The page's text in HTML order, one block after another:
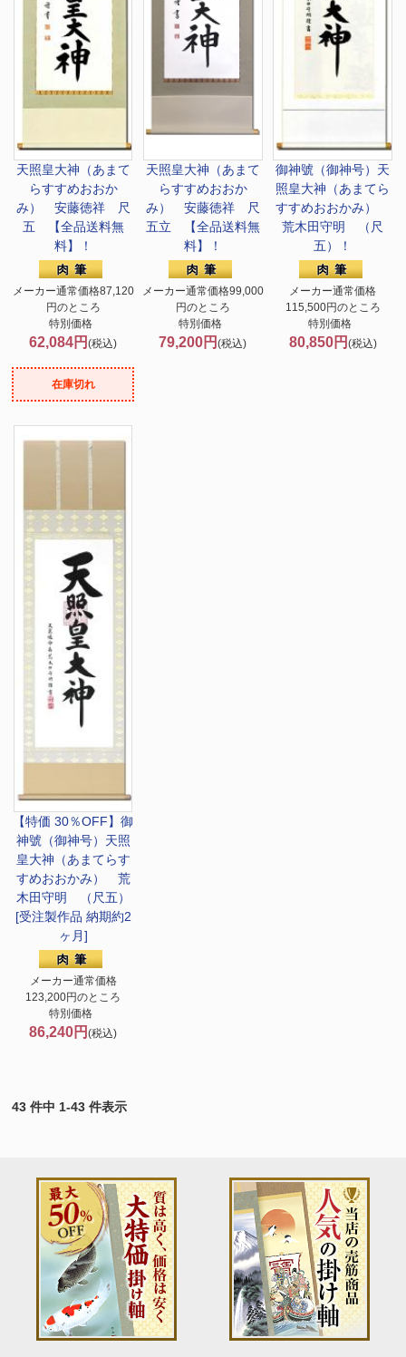
天照皇大神（あまて
らすすめおおか
み） 安藤徳祥 尺
五 【全品送料無
料】！
メーカー通常価格87,120
円のところ
特別価格
62,084円(税込)
在庫切れ
天照皇大神（あまて
らすすめおおか
み） 安藤徳祥 尺
五立 【全品送料無
料】！
メーカー通常価格99,000
円のところ
特別価格
79,200円(税込)
御神號（御神号）天
照皇大神（あまてら
すすめおおかみ）
荒木田守明 （尺
五）！
メーカー通常価格
115,500円のところ
特別価格
80,850円 (税込)
【特価 30％OFF】御
神號（御神号）天照
皇大神（あまてらす
すめおおかみ） 荒
木田守明 （尺五）
[受注製作品 納期約2
ヶ月]
メーカー通常価格
123,200円のところ
特別価格
86,240円(税込)
43 件中 1-43 件表示